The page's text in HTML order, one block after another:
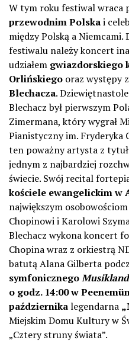
W tym roku festiwal wraca
przewodnim Polskai
między Polską a
festiwalu należy koncert
udziałem gwiazdorskiego
Orlińskiego oraz występy
Blechacza.
Blechacz był pierwszym
Zimermana, który wygrał
Pianistyczny im. Fryderyka
ten poważny artysta z
jednym z najbardziej
świecie. Swój recital
kościele ewangelickim w
największym
Chopinowi i Karolowi
Blechacz wykona koncert
Chopina wraz z orkiestrą
batutą Alana Gilberta
symfonicznego
o godz. 14:00 w
październikalegendarna
Miejskim Domu Kultury w
„Cztery struny świata”.